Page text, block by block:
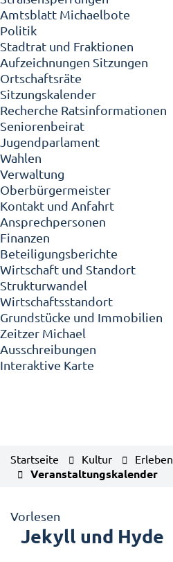
Amtsblatt Michaelbote
Politik
Stadtrat und Fraktionen
Aufzeichnungen Sitzungen
Ortschaftsräte
Sitzungskalender
Recherche Ratsinformationen
Seniorenbeirat
Jugendparlament
Wahlen
Verwaltung
Oberbürgermeister
Kontakt und Anfahrt
Ansprechpersonen
Finanzen
Beteiligungsberichte
Wirtschaft und Standort
Strukturwandel
Wirtschaftsstandort
Grundstücke und Immobilien
Zeitzer Michael
Ausschreibungen
Interaktive Karte
Startseite Kultur Erleben
Veranstaltungskalender
Vorlesen
Jekyll und Hyde